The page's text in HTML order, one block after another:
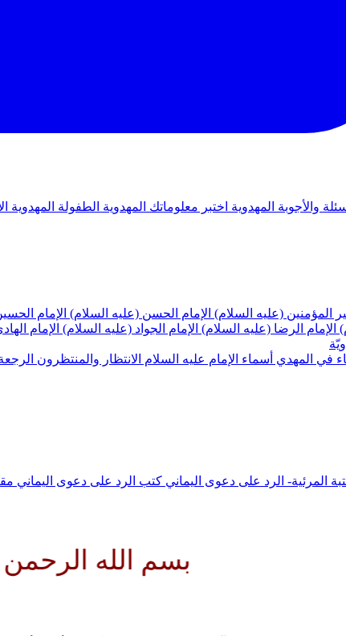
والأجوبة المهدوية اختبر معلوماتك المهدوية الطفولة المهدوية
المؤمنين (عليه السلام) الإمام الحسن (عليه السلام) الإمام
الإمام الرضا (عليه السلام) الإمام الجواد (عليه السلام) الإمام
في المهدي أسماء الإمام عليه السلام الانتظار والمنتظرون
المرئية- الرد على دعوى اليماني كتب الرد على دعوى اليماني
بسم الله الرحمن الرحيم